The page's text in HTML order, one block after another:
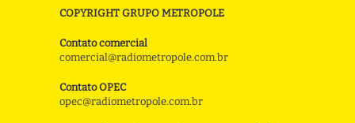
COPYRIGHT GRUPO METROPOLE
Contato comercial
comercial@radiometropole.com.br
Contato OPEC
opec@radiometropole.com.br